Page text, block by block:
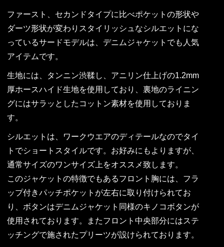
ファースト、セカンドタイプに比べポケットの形状や
ダーツ形状が変わりスタイリッシュなシルエットにな
っているサードモデルは、デニムジャケットでも人気
アイテムです。
生地には、タンニン渋鞣し、アニリン仕上げの1.2mm
厚ホースハイド生地を使用しており、裏地のライニン
グにはサラッとしたコットン素材を使用しておりま
す。
シルエットは、ワークウエアのディテールなのでタイ
トでショートスタイルです。お好みにもよりますが、
通常サイズのワンサイズ上をオススメ致します。
このジャケットの特徴でもあるフロント胸には、フラ
ップ付きパッチポケットが左右に取り付けられてお
り、ボタンはデニムジャケット同様のキノコボタンが
使用されております。またフロント中央部分にはステ
ッチングで施されたプリーツが設けられております。